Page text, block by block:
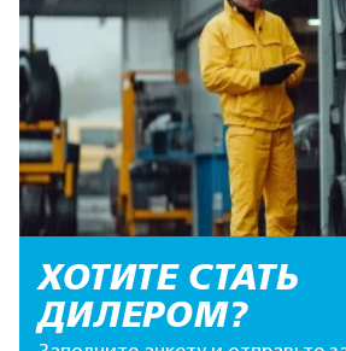
ХОТИТЕ СТАТЬ
ДИЛЕРОМ?